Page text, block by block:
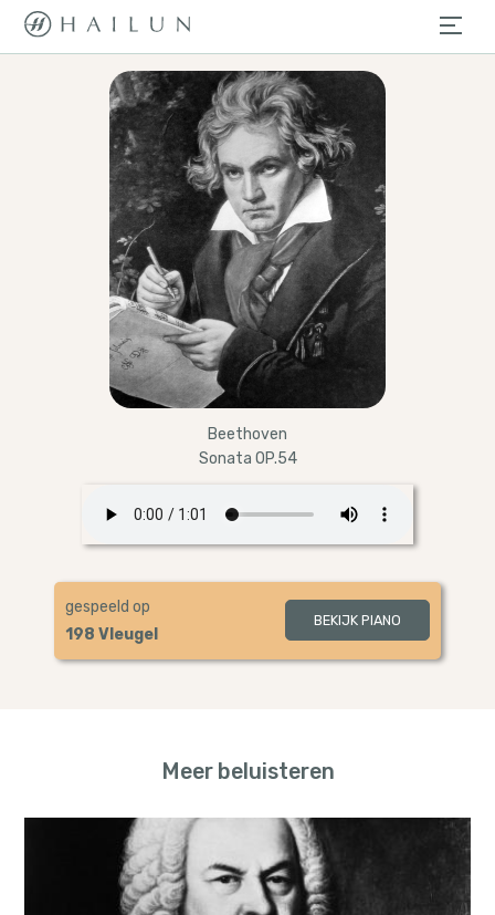
Beethoven
Sonata OP.54
gespeeld op
198 Vleugel
BEKIJK PIANO
Meer beluisteren